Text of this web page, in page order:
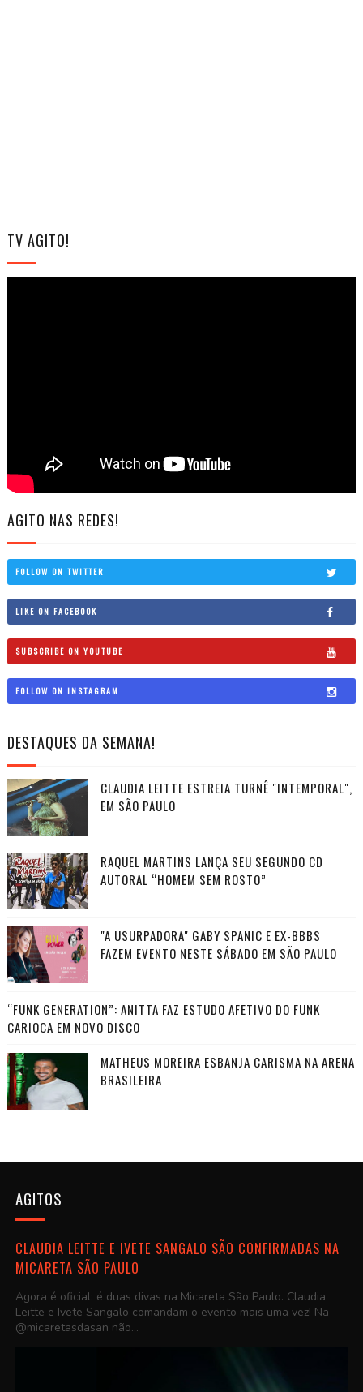
TV AGITO!
AGITO NAS REDES!
FOLLOW ON TWITTER
LIKE ON FACEBOOK
SUBSCRIBE ON YOUTUBE
FOLLOW ON INSTAGRAM
DESTAQUES DA SEMANA!
CLAUDIA LEITTE ESTREIA TURNÊ "INTEMPORAL",
EM SÃO PAULO
RAQUEL MARTINS LANÇA SEU SEGUNDO CD
AUTORAL “HOMEM SEM ROSTO”
"A USURPADORA" GABY SPANIC E EX-BBBS
FAZEM EVENTO NESTE SÁBADO EM SÃO PAULO
“FUNK GENERATION”: ANITTA FAZ ESTUDO AFETIVO DO FUNK
CARIOCA EM NOVO DISCO
MATHEUS MOREIRA ESBANJA CARISMA NA ARENA
BRASILEIRA
AGITOS
CLAUDIA LEITTE E IVETE SANGALO SÃO CONFIRMADAS NA
MICARETA SÃO PAULO
Agora é oficial: é duas divas na Micareta São Paulo. Claudia
Leitte e Ivete Sangalo comandam o evento mais uma vez! Na
@micaretasdasan não...